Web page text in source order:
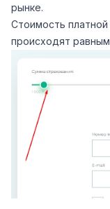
рынке.
Стоимость платной
происходят